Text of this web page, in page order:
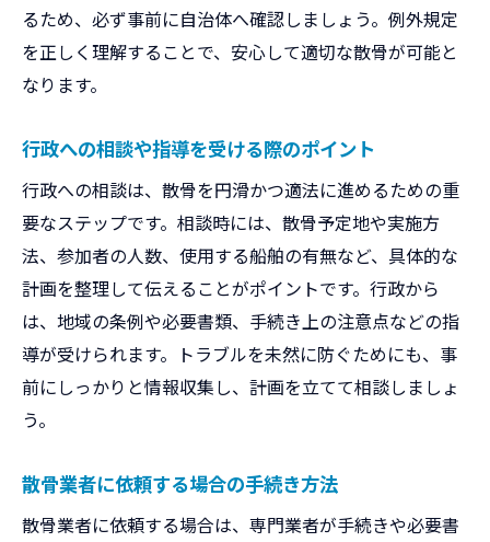
るため、必ず事前に自治体へ確認しましょう。例外規定
を正しく理解することで、安心して適切な散骨が可能と
なります。
行政への相談や指導を受ける際のポイント
行政への相談は、散骨を円滑かつ適法に進めるための重
要なステップです。相談時には、散骨予定地や実施方
法、参加者の人数、使用する船舶の有無など、具体的な
計画を整理して伝えることがポイントです。行政から
は、地域の条例や必要書類、手続き上の注意点などの指
導が受けられます。トラブルを未然に防ぐためにも、事
前にしっかりと情報収集し、計画を立てて相談しましょ
う。
散骨業者に依頼する場合の手続き方法
散骨業者に依頼する場合は、専門業者が手続きや必要書